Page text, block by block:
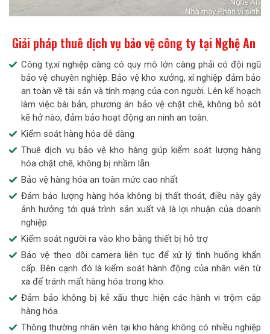
Giải pháp thuê dịch vụ bảo vệ công ty tại Nghệ An
Công ty,xí nghiệp càng có quy mô lớn càng phải có đội ngũ
bảo vệ chuyên nghiệp. Bảo vệ kho xưởng, xí nghiệp đảm bảo
an toàn về tài sản và tính mạng của con người. Lên kế hoạch
làm việc bài bản, phương án bảo vệ chặt chẽ, không bỏ sót
kẽ hở nào, đảm bảo hoạt động an ninh an toàn.
Kiểm soát hàng hóa dễ dàng
Thuê dịch vụ bảo vệ kho hàng giúp kiểm soát lượng hàng
hóa chặt chẽ, không bị nhầm lẫn.
Bảo vệ hàng hóa an toàn mức cao nhất
Đảm bảo lượng hàng hóa không bị thất thoát, điều này gây
ảnh hưởng tới quá trình sản xuất và là lợi nhuận của doanh
nghiệp.
Kiểm soát người ra vào kho bằng thiết bị hỗ trợ
Bảo vệ theo dõi camera liên tục để xử lý tình huống khẩn
cấp. Bên cạnh đó là kiểm soát hành động của nhân viên từ
xa để tránh mất hàng hóa trong kho.
Đảm bảo không bị kẻ xấu thực hiện các hành vi trộm cắp
hàng hóa
Thông thường nhân viên tại kho hàng không có nhiều nghiệp